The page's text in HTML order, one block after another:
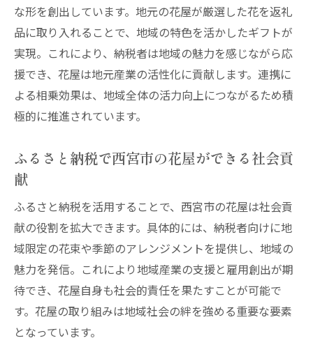
な形を創出しています。地元の花屋が厳選した花を返礼
品に取り入れることで、地域の特色を活かしたギフトが
実現。これにより、納税者は地域の魅力を感じながら応
援でき、花屋は地元産業の活性化に貢献します。連携に
よる相乗効果は、地域全体の活力向上につながるため積
極的に推進されています。
ふるさと納税で西宮市の花屋ができる社会貢
献
ふるさと納税を活用することで、西宮市の花屋は社会貢
献の役割を拡大できます。具体的には、納税者向けに地
域限定の花束や季節のアレンジメントを提供し、地域の
魅力を発信。これにより地域産業の支援と雇用創出が期
待でき、花屋自身も社会的責任を果たすことが可能で
す。花屋の取り組みは地域社会の絆を強める重要な要素
となっています。